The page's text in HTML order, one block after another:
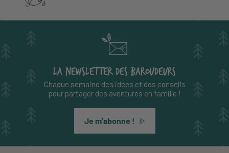
LA NEWSLETTER DES BAROUDEURS
Chaque semaine des idées et des conseils
pour partager des aventures en famille !
Je m’abonne !